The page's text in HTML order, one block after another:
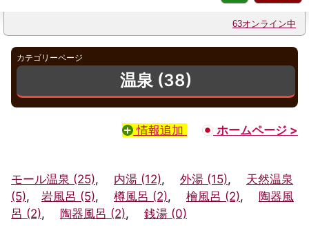
63オンライン中
カテゴリーページ
温泉 (38)
情報追加 ホームページ >
モール温泉 (25), 内湯 (12), 外湯 (15), 天然温泉
(5), 岩風呂 (5), 樽風呂 (2), 檜風呂 (2), 陶器風
呂 (2), 陶器風呂 (2), 銭湯 (0)